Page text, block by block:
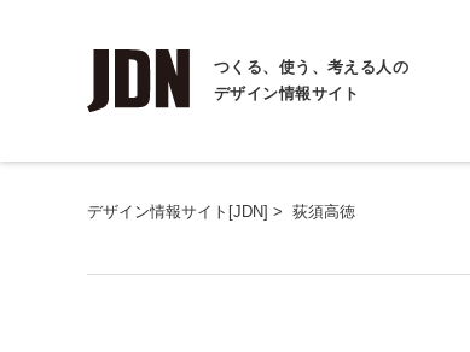
つくる、使う、考える人の
デザイン情報サイト
デザイン情報サイト[JDN] > 荻須高徳